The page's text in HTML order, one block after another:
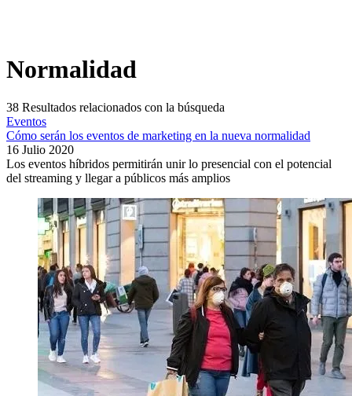
Normalidad
38 Resultados relacionados con la búsqueda
Eventos
Cómo serán los eventos de marketing en la nueva normalidad
16 Julio 2020
Los eventos híbridos permitirán unir lo presencial con el potencial
del streaming y llegar a públicos más amplios